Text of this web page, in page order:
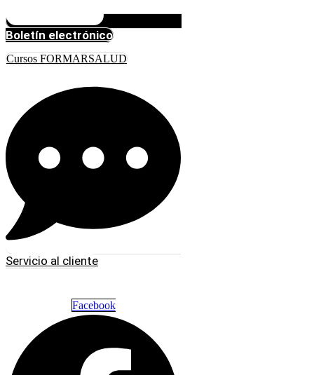
Boletín electrónico
Cursos FORMARSALUD
Servicio al cliente
Facebook